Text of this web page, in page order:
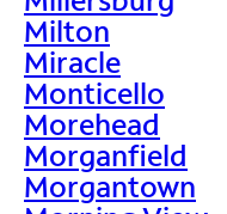
Milton
Miracle
Monticello
Morehead
Morganfield
Morgantown